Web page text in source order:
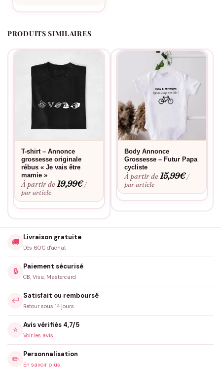
PRODUITS SIMILAIRES
T-shirt – Annonce
grossesse originale
rébus « Je vais être
mamie »
À partir de19,99€ /
par article
Body Annonce
Grossesse – Futur Papa
cycliste
À partir de15,99€ /
par article
🚚
Livraison gratuite
Dès 60€ d'achat
🔒
Paiement sécurisé
CB, Visa, Mastercard
↩️
Satisfait ou remboursé
Retour sous 14 jours
⭐
Avis vérifiés 4,7/5
Voir les avis
✏️
Personnalisation
En savoir plus